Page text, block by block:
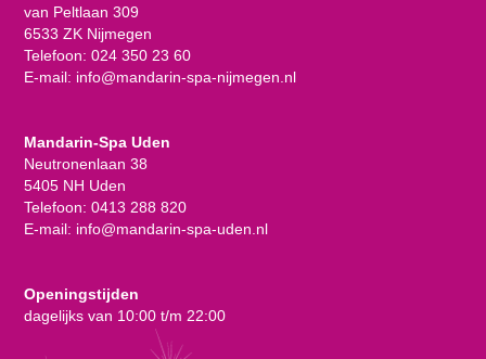
van Peltlaan 309
6533 ZK Nijmegen
Telefoon: 024 350 23 60
E-mail: info@mandarin-spa-nijmegen.nl
Mandarin-Spa Uden
Neutronenlaan 38
5405 NH Uden
Telefoon: 0413 288 820
E-mail: info@mandarin-spa-uden.nl
Openingstijden
dagelijks van 10:00 t/m 22:00